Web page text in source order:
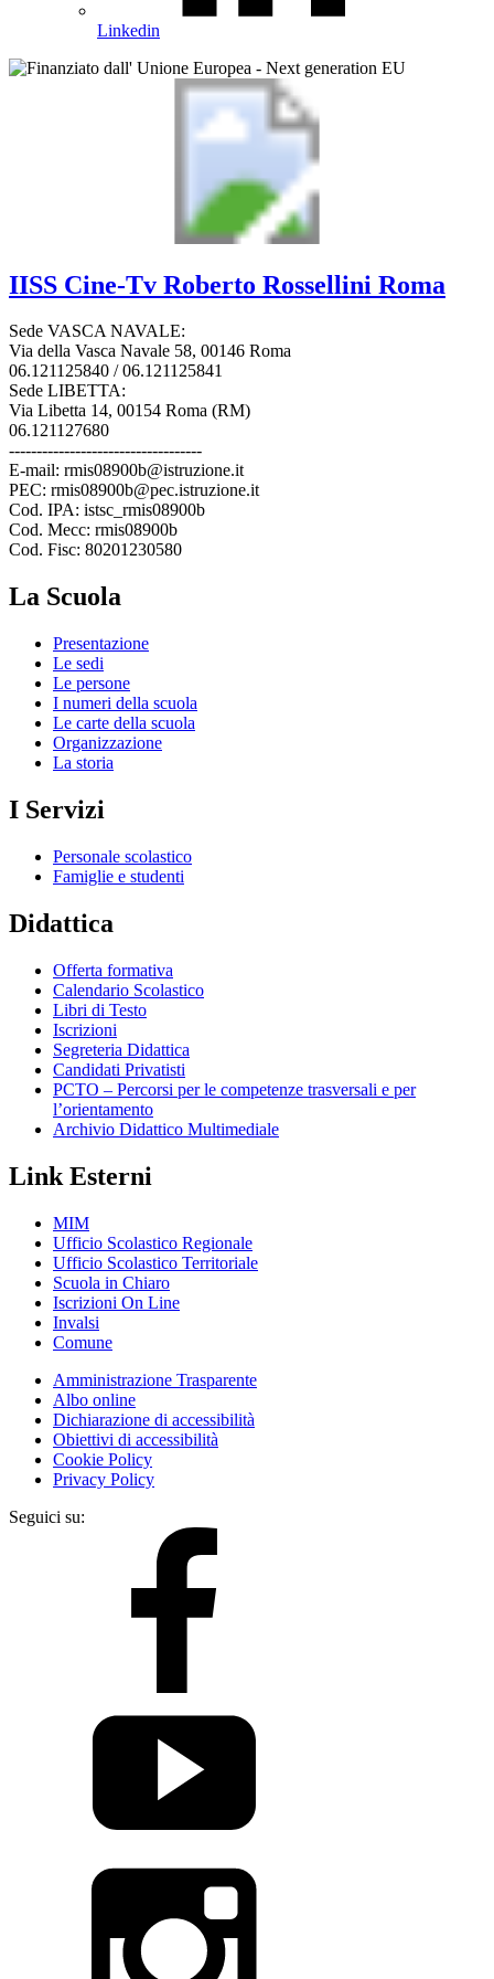
Linkedin
IISS Cine-Tv Roberto Rossellini Roma
Sede VASCA NAVALE:
Via della Vasca Navale 58, 00146 Roma
06.121125840 / 06.121125841
Sede LIBETTA:
Via Libetta 14, 00154 Roma (RM)
06.121127680
-----------------------------------
E-mail: rmis08900b@istruzione.it
PEC: rmis08900b@pec.istruzione.it
Cod. IPA: istsc_rmis08900b
Cod. Mecc: rmis08900b
Cod. Fisc: 80201230580
La Scuola
Presentazione
Le sedi
Le persone
I numeri della scuola
Le carte della scuola
Organizzazione
La storia
I Servizi
Personale scolastico
Famiglie e studenti
Didattica
Offerta formativa
Calendario Scolastico
Libri di Testo
Iscrizioni
Segreteria Didattica
Candidati Privatisti
PCTO – Percorsi per le competenze trasversali e per
l’orientamento
Archivio Didattico Multimediale
Link Esterni
MIM
Ufficio Scolastico Regionale
Ufficio Scolastico Territoriale
Scuola in Chiaro
Iscrizioni On Line
Invalsi
Comune
Amministrazione Trasparente
Albo online
Dichiarazione di accessibilità
Obiettivi di accessibilità
Cookie Policy
Privacy Policy
Seguici su: